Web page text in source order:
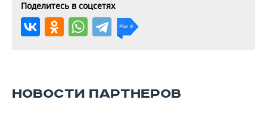
Поделитесь в соцсетях
НОВОСТИ ПАРТНЕРОВ